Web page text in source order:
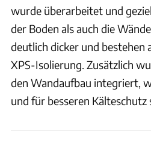
wurde überarbeitet und
der Boden als auch die
deutlich dicker und bestehen
XPS-Isolierung. Zusätzlich
den Wandaufbau integriert,
und für besseren Kälteschutz